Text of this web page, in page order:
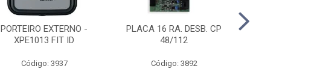
PORTEIRO EXTERNO -
XPE1013 FIT ID
Código: 3937
PLACA 16 RA. DESB. CP
48/112
Código: 3892